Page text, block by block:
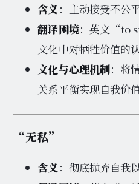
含义 ：主动接受不公
翻译困境：英文“to
文化中对牺牲价值的认
文化与心理机制：将
关系平衡实现自我价值
“无私”
含义 ：彻底抛弃自我